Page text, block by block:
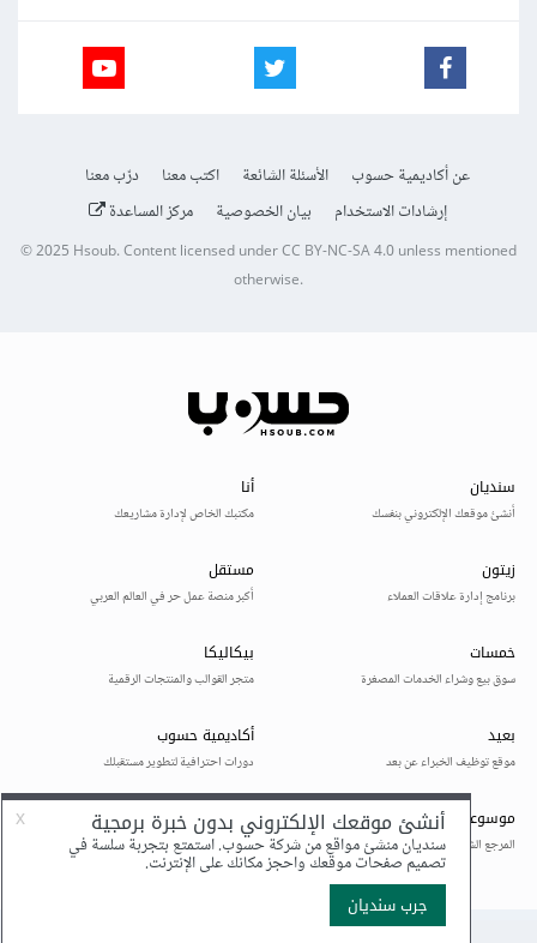
عن أكاديمية حسوب الأسئلة الشائعة اكتب معنا
درّب معنا
إرشادات الاستخدام
بيان الخصوصية مركز المساعدة
© 2025Hsoub.Content licensed underCC BY-NC-SA 4.0unless mentioned
otherwise.